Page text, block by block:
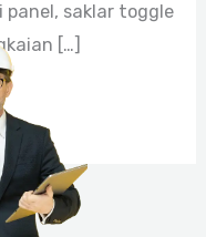
saklar toggle
[…]